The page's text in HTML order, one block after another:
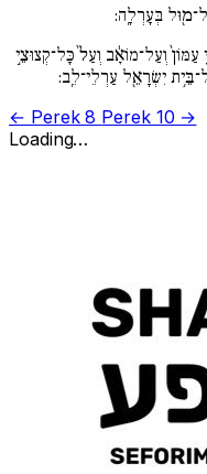
בְּעָרְלָֽה:
וְעַל־מוֹאָ֔ב וְעַל֙ כָּל־קְצוּצֵ֣י
יִשְׂרָאֵ֖ל עַרְלֵי־לֵֽב:
← Perek 8 Perek 10 →
Loading…